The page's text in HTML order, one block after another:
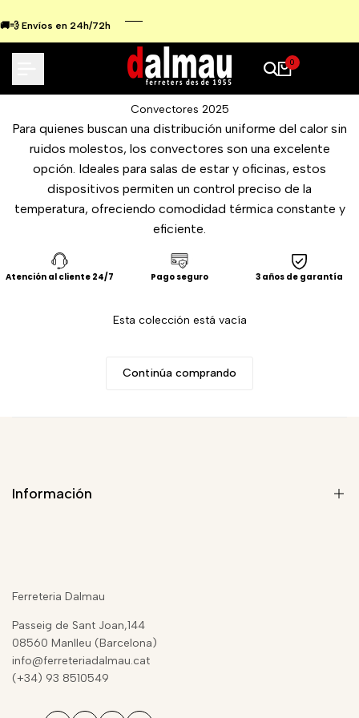
🚚💨 Envíos en 24h/72h
0
Convectores 2025
Para quienes buscan una distribución uniforme del calor sin
ruidos molestos, los convectores son una excelente
opción. Ideales para salas de estar y oficinas, estos
dispositivos permiten un control preciso de la
temperatura, ofreciendo comodidad térmica constante y
eficiente.
Atención al cliente 24/7 Pago seguro 3 años de garantía
Esta colección está vacía
Continúa comprando
Información
Términos del servicio
Condiciones de contratación
Política de privacidad
Envíos y devoluciones
Ferreteria Dalmau
Passeig de Sant Joan,144
08560 Manlleu (Barcelona)
info@ferreteriadalmau.cat
(+34) 93 8510549
al
contenido